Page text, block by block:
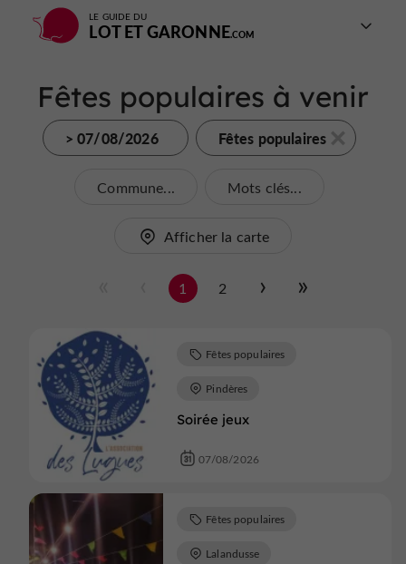
LE GUIDE DU
LOT ET GARONNE
Fêtes populaires à venir
> 07/08/2026 Fêtes populaires
Commune... Mots clés...
Afficher la carte
1 2
Soirée jeux
Fêtes populaires
Pindères
07/08/2026
Fêtes populaires
Lalandusse